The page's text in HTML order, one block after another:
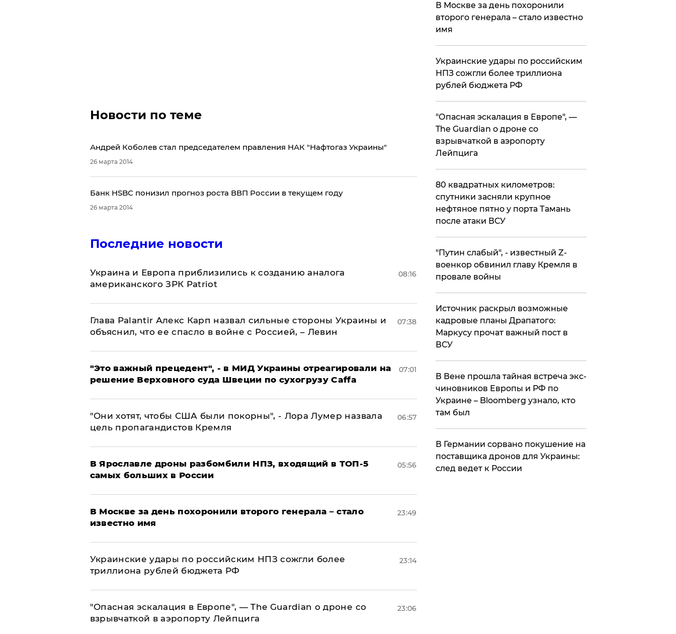
Новости по теме
Андрей Коболев стал председателем правления НАК "Нафтогаз Украины"
26 марта 2014
Банк HSBC понизил прогноз роста ВВП России в текущем году
26 марта 2014
Последние новости
Украина и Европа приблизились к созданию аналога
американского ЗРК Patriot
08:16
Глава Palantir Алекс Карп назвал сильные стороны Украины и
объяснил, что ее спасло в войне с Россией, – Левин
07:38
"Это важный прецедент", - в МИД Украины отреагировали на
решение Верховного суда Швеции по сухогрузу Caffa
07:01
"Они хотят, чтобы США были покорны", - Лора Лумер назвала
цель пропагандистов Кремля
06:57
В Ярославле дроны разбомбили НПЗ, входящий в ТОП-5
самых больших в России
05:56
В Москве за день похоронили второго генерала – стало
известно имя
23:49
Украинские удары по российским НПЗ сожгли более
триллиона рублей бюджета РФ
23:14
"Опасная эскалация в Европе", — The Guardian о дроне со
взрывчаткой в аэропорту Лейпцига
23:06
В Москве за день похоронили
второго генерала – стало известно
имя
Украинские удары по российским
НПЗ сожгли более триллиона
рублей бюджета РФ
"Опасная эскалация в Европе", —
The Guardian о дроне со
взрывчаткой в аэропорту
Лейпцига
80 квадратных километров:
спутники засняли крупное
нефтяное пятно у порта Тамань
после атаки ВСУ
​"Путин слабый", - известный Z-
военкор обвинил главу Кремля в
провале войны
​Источник раскрыл возможные
кадровые планы Драпатого:
Маркусу прочат важный пост в
ВСУ
В Вене прошла тайная встреча экс-
чиновников Европы и РФ по
Украине – Bloomberg узнало, кто
там был
​В Германии сорвано покушение на
поставщика дронов для Украины:
след ведет к России